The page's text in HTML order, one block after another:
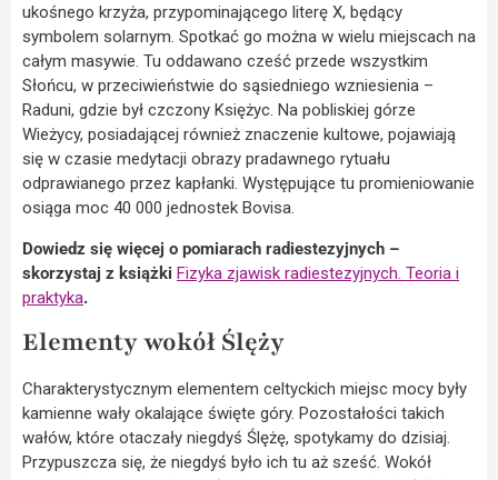
ukośnego krzyża, przypominającego literę X, będący
symbolem solarnym. Spotkać go można w wielu miejscach na
całym masywie. Tu oddawano cześć przede wszystkim
Słońcu, w przeciwieństwie do sąsiedniego wzniesienia –
Raduni, gdzie był czczony Księżyc. Na pobliskiej górze
Wieżycy, posiadającej również znaczenie kultowe, pojawiają
się w czasie medytacji obrazy pradawnego rytuału
odprawianego przez kapłanki. Występujące tu promieniowanie
osiąga moc 40 000 jednostek Bovisa.
Dowiedz się więcej o pomiarach radiestezyjnych –
skorzystaj z książki Fizyka zjawisk radiestezyjnych. Teoria i
praktyka.
Elementy wokół Ślęży
Charakterystycznym elementem celtyckich miejsc mocy były
kamienne wały okalające święte góry. Pozostałości takich
wałów, które otaczały niegdyś Ślężę, spotykamy do dzisiaj.
Przypuszcza się, że niegdyś było ich tu aż sześć. Wokół